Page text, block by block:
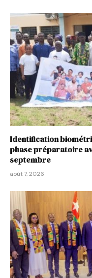
Identification
phase préparatoire
septembre
août 7, 2026